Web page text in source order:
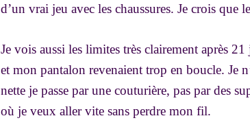
d’un vrai jeu avec les chaussures. Je crois que
Je vois aussi les limites très clairement après
et mon pantalon revenaient trop en boucle. Je
nette je passe par une couturière, pas par des
où je veux aller vite sans perdre mon fil.